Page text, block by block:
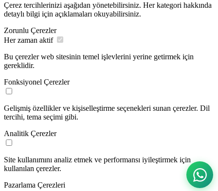
Çerez tercihlerinizi aşağıdan yönetebilirsiniz. Her kategori hakkında
detaylı bilgi için açıklamaları okuyabilirsiniz.
Zorunlu Çerezler
Her zaman aktif
Bu çerezler web sitesinin temel işlevlerini yerine getirmek için
gereklidir.
Fonksiyonel Çerezler
Gelişmiş özellikler ve kişiselleştirme seçenekleri sunan çerezler. Dil
tercihi, tema seçimi gibi.
Analitik Çerezler
Site kullanımını analiz etmek ve performansı iyileştirmek için
kullanılan çerezler.
Pazarlama Çerezleri